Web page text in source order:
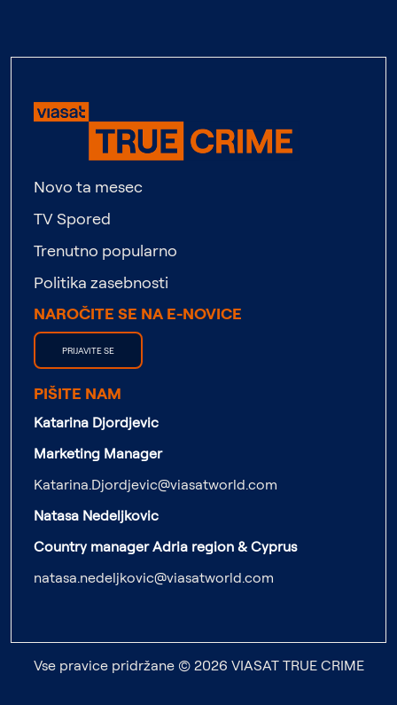
Novo ta mesec
TV Spored
Trenutno popularno
Politika zasebnosti
NAROČITE SE NA E-NOVICE
PRIJAVITE SE
PIŠITE NAM
Katarina Djordjevic
Marketing Manager
Katarina.Djordjevic@viasatworld.com
Natasa Nedeljkovic
Country manager Adria region & Cyprus
natasa.nedeljkovic@viasatworld.com
Vse pravice pridržane © 2026 VIASAT TRUE CRIME